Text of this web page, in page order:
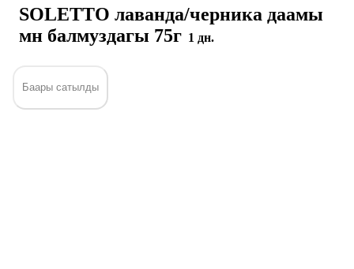
SOLETTO лаванда/черника даамы
мн балмуздагы 75г 1 дн.
Баары сатылды